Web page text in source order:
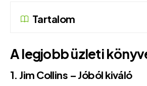
Tartalom
A legjobb üzleti
1. Jim Collins – Jóból kiváló